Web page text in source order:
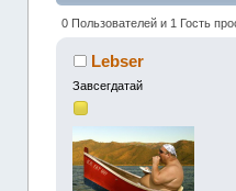
0 Пользователей и 1 Гость
Lebser
Завсегдатай